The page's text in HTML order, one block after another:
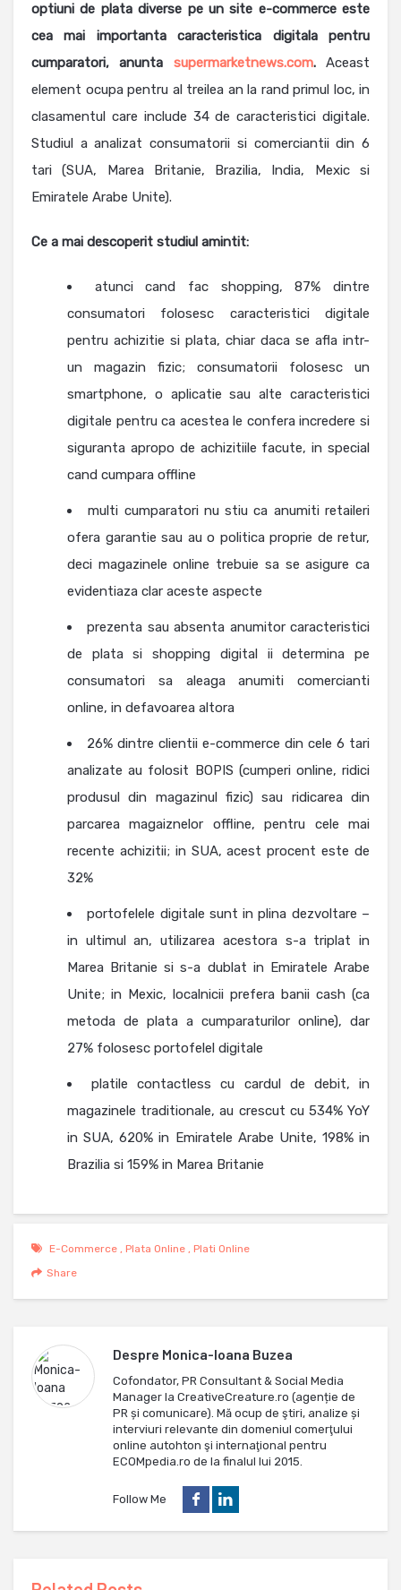
optiuni de plata diverse pe un site e-commerce este
cea mai importanta caracteristica digitala pentru
cumparatori, anunta supermarketnews.com.Aceast
element ocupa pentru al treilea an la rand primul loc, in
clasamentul care include 34 de caracteristici digitale.
Studiul a analizat consumatorii si comerciantii din 6
tari (SUA, Marea Britanie, Brazilia, India, Mexic si
Emiratele Arabe Unite).
Ce a mai descoperit studiul amintit:
atunci cand fac shopping, 87% dintre
consumatori folosesc caracteristici digitale
pentru achizitie si plata, chiar daca se afla intr-
un magazin fizic; consumatorii folosesc un
smartphone, o aplicatie sau alte caracteristici
digitale pentru ca acestea le confera incredere si
siguranta apropo de achizitiile facute, in special
cand cumpara offline
multi cumparatori nu stiu ca anumiti retaileri
ofera garantie sau au o politica proprie de retur,
deci magazinele online trebuie sa se asigure ca
evidentiaza clar aceste aspecte
prezenta sau absenta anumitor caracteristici
de plata si shopping digital ii determina pe
consumatori sa aleaga anumiti comercianti
online, in defavoarea altora
26% dintre clientii e-commerce din cele 6 tari
analizate au folosit BOPIS (cumperi online, ridici
produsul din magazinul fizic) sau ridicarea din
parcarea magaiznelor offline, pentru cele mai
recente achizitii; in SUA, acest procent este de
32%
portofelele digitale sunt in plina dezvoltare –
in ultimul an, utilizarea acestora s-a triplat in
Marea Britanie si s-a dublat in Emiratele Arabe
Unite; in Mexic, localnicii prefera banii cash (ca
metoda de plata a cumparaturilor online), dar
27% folosesc portofelel digitale
platile contactless cu cardul de debit, in
magazinele traditionale, au crescut cu 534% YoY
in SUA, 620% in Emiratele Arabe Unite, 198% in
Brazilia si 159% in Marea Britanie
E-Commerce , Plata Online , Plati Online
Share
Despre Monica-Ioana Buzea
Cofondator, PR Consultant & Social Media
Manager la CreativeCreature.ro (agenție de
PR și comunicare). Mă ocup de ştiri, analize și
interviuri relevante din domeniul comerţului
online autohton şi internaţional pentru
ECOMpedia.ro de la finalul lui 2015.
Follow Me